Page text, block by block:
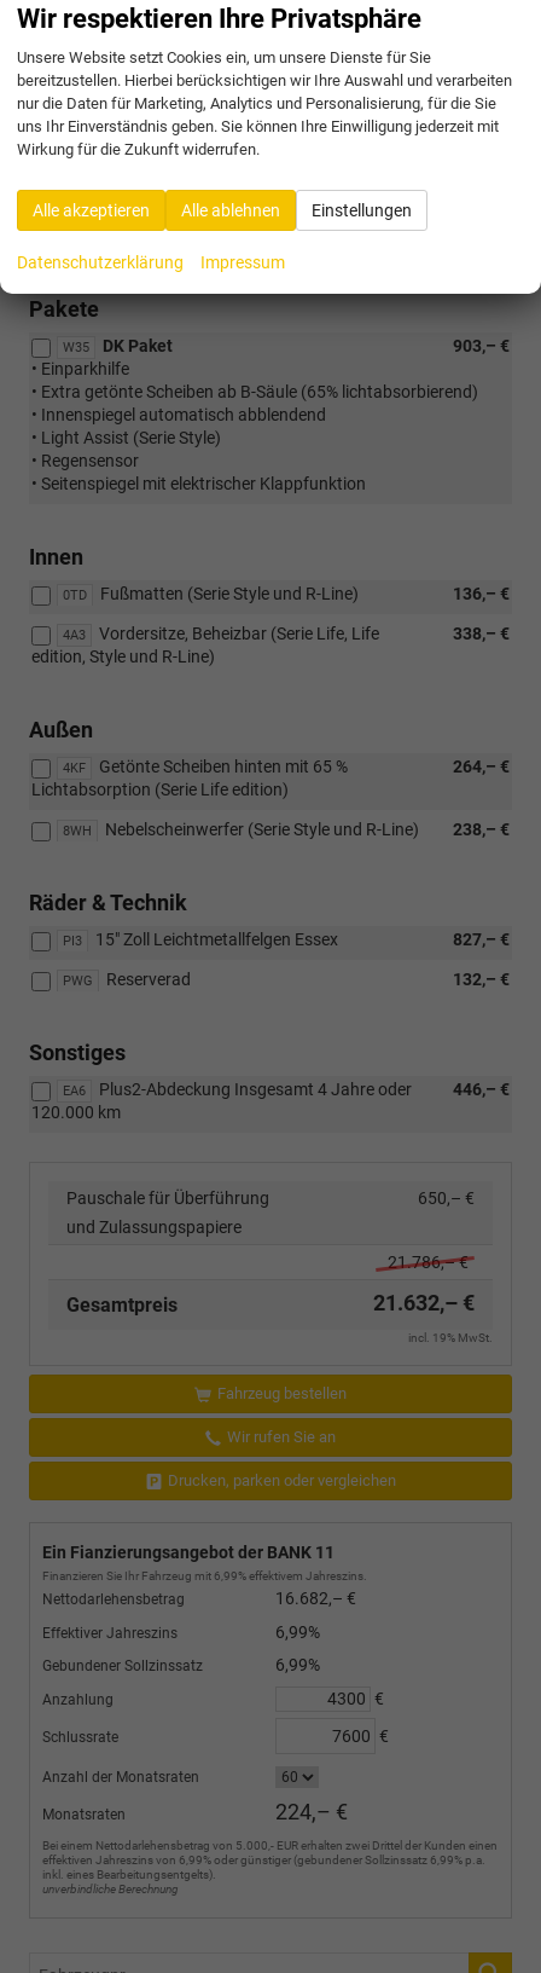
Räder & Technik
14" Stahlfelgen inkl. Radkappen
vorhanden
Tire Mobility Set: 12V-Kompressor und Reifendichtmittel
Optionale Extras
Pakete
W35 903,– €
DK Paket
• Einparkhilfe
• Extra getönte Scheiben ab B-Säule (65% lichtabsorbierend)
• Innenspiegel automatisch abblendend
• Light Assist (Serie Style)
• Regensensor
• Seitenspiegel mit elektrischer Klappfunktion
Innen
0TD 136,– €
Fußmatten (Serie Style und R-Line)
4A3 338,– €
Vordersitze, Beheizbar (Serie Life, Life
edition, Style und R-Line)
Außen
4KF 264,– €
Getönte Scheiben hinten mit 65 %
Lichtabsorption (Serie Life edition)
8WH 238,– €
Nebelscheinwerfer (Serie Style und R-Line)
Räder & Technik
PI3 827,– €
15" Zoll Leichtmetallfelgen Essex
PWG 132,– €
Reserverad
Sonstiges
EA6 446,– €
Plus2-Abdeckung Insgesamt 4 Jahre oder
120.000 km
Pauschale für Überführung
und Zulassungspapiere
650,– €
21.786,– €
Gesamtpreis 21.632,– €
incl. 19% MwSt.
Fahrzeug bestellen
Wir rufen Sie an
Drucken, parken oder vergleichen
Ein Fianzierungsangebot der BANK 11
Finanzieren Sie Ihr Fahrzeug mit 6,99% effektivem Jahreszins.
Nettodarlehensbetrag 16.682,– €
Effektiver Jahreszins 6,99%
Gebundener Sollzinssatz 6,99%
Anzahlung €
Schlussrate €
Anzahl der Monatsraten
Monatsraten 224,– €
Bei einem Nettodarlehensbetrag von 5.000,- EUR erhalten zwei Drittel der Kunden einen
effektiven Jahreszins von 6,99% oder günstiger (gebundener Sollzinssatz 6,99% p.a.
inkl. eines Bearbeitungsentgelts).
unverbindliche Berechnung
Fahrzeugnr.
Wir respektieren Ihre Privatsphäre
Unsere Website setzt Cookies ein, um unsere Dienste für Sie
bereitzustellen. Hierbei berücksichtigen wir Ihre Auswahl und verarbeiten
nur die Daten für Marketing, Analytics und Personalisierung, für die Sie
uns Ihr Einverständnis geben. Sie können Ihre Einwilligung jederzeit mit
Wirkung für die Zukunft widerrufen.
Alle akzeptieren Alle ablehnen Einstellungen
Datenschutzerklärung Impressum